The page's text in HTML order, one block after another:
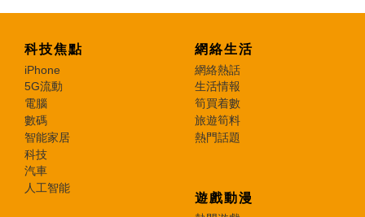
科技焦點
iPhone
5G流動
電腦
數碼
智能家居
科技
汽車
人工智能
網絡生活
網絡熱話
生活情報
筍買着數
旅遊筍料
熱門話題
遊戲動漫